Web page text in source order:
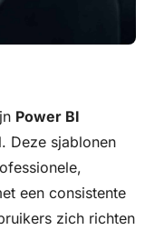
Power BI
Deze sjablonen
een consistente
zich richten